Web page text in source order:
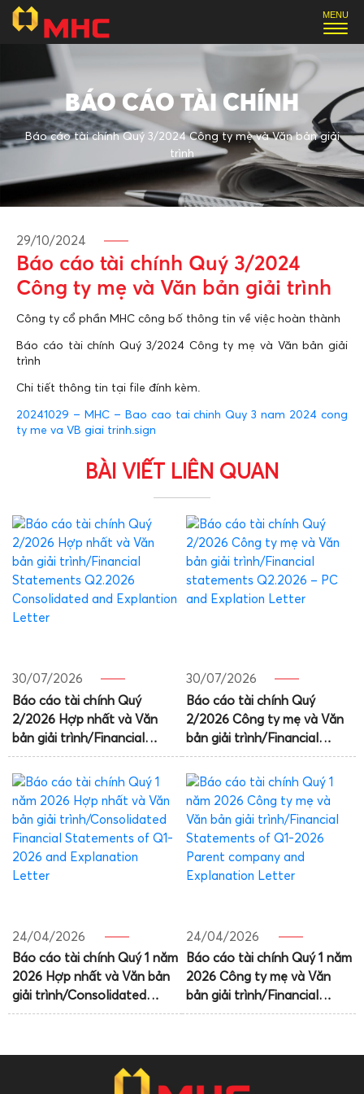
BÁO CÁO TÀI CHÍNH
Báo cáo tài chính Quý 3/2024 Công ty mẹ và Văn bản giải
trình
29/10/2024
Báo cáo tài chính Quý 3/2024
Công ty mẹ và Văn bản giải trình
Công ty cổ phần MHC công bố thông tin về việc hoàn thành
Báo cáo tài chính Quý 3/2024 Công ty mẹ và Văn bản giải
trình
Chi tiết thông tin tại file đính kèm.
20241029 – MHC – Bao cao tai chinh Quy 3 nam 2024 cong
ty me va VB giai trinh.sign
BÀI VIẾT LIÊN QUAN
30/07/2026
Báo cáo tài chính Quý
2/2026 Hợp nhất và Văn
bản giải trình/Financial
Statements Q2.2026
Consolidated and
Explantion Letter
30/07/2026
Báo cáo tài chính Quý
2/2026 Công ty mẹ và Văn
bản giải trình/Financial
statements Q2.2026 – PC
and Explation Letter
24/04/2026
Báo cáo tài chính Quý 1 năm
2026 Hợp nhất và Văn bản
giải trình/Consolidated
Financial Statements of Q1-
Letter
24/04/2026
Báo cáo tài chính Quý 1 năm
2026 Công ty mẹ và Văn
bản giải trình/Financial
Statements of Q1-2026
Explanation Letter